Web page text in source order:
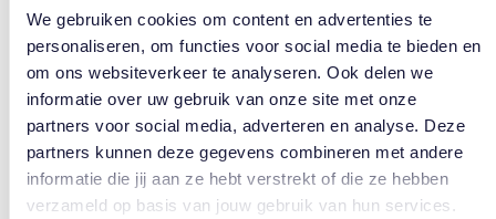
We gebruiken cookies om content en advertenties te
personaliseren, om functies voor social media te bieden en
om ons websiteverkeer te analyseren. Ook delen we
informatie over uw gebruik van onze site met onze
partners voor social media, adverteren en analyse. Deze
partners kunnen deze gegevens combineren met andere
informatie die jij aan ze hebt verstrekt of die ze hebben
verzameld op basis van jouw gebruik van hun services.
in het algemeen. Bekijk onze
ondersteuningsmogelijkheden.
Softwareselectie? Vlirdens helpt bij het kiezen
Software voor personeelsplanning en WFM
Implementatie en herinrichten software
Inzet interim planner